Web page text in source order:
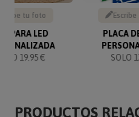
Sube tu foto
LED
19.95 €
PLACA
SOLO
PRODUCTOS